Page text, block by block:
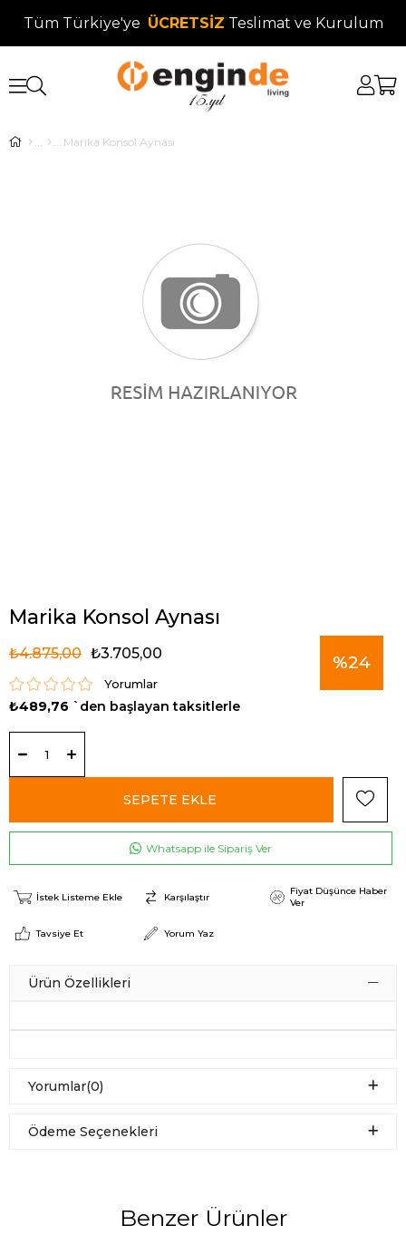
Tüm Türkiye'ye ÜCRETSİZ Teslimat ve Kurulum
Marika Konsol Aynası
Marika Konsol Aynası
%24
₺4.875,00 ₺3.705,00
Yorumlar
₺489,76 `den başlayan taksitlerle
Whatsapp ile Sipariş Ver
İstek Listeme Ekle Karşılaştır
Fiyat Düşünce Haber
Ver
Tavsiye Et Yorum Yaz
Ürün Özellikleri
Yorumlar(0)
Ödeme Seçenekleri
Benzer Ürünler